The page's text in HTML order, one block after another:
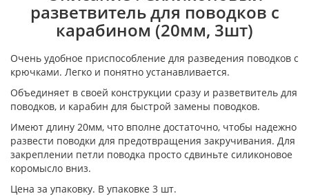
разветвитель для поводков с
карабином (20мм, 3шт)
Очень удобное приспособление для разведения поводков с
крючками. Легко и понятно устанавливается.
Объединяет в своей конструкции сразу и разветвитель для
поводков, и карабин для быстрой замены поводков.
Имеют длину 20мм, что вполне достаточно, чтобы надежно
развести поводки для предотвращения закручивания. Для
закреплении петли поводка просто сдвиньте силиконовое
коромысло вниз.
Цена за упаковку. В упаковке 3 шт.